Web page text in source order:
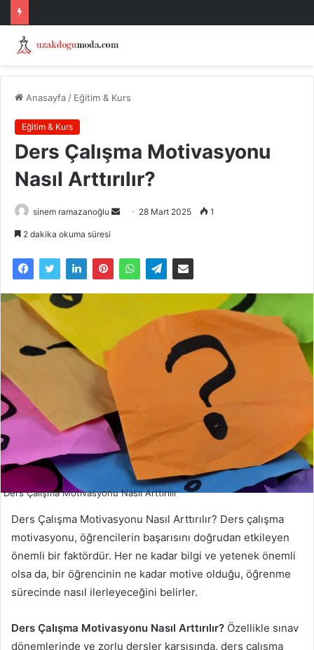
Anasayfa / Eğitim & Kurs
Eğitim & Kurs
Ders Çalışma Motivasyonu
Nasıl Arttırılır?
sinem ramazanoğlu
Bir
göndermek
28 Mart 2025 1
2 dakika okuma süresi
Ders Çalışma Motivasyonu Nasıl Arttırılır
Ders Çalışma Motivasyonu Nasıl Arttırılır? Ders çalışma
motivasyonu, öğrencilerin başarısını doğrudan etkileyen
önemli bir faktördür. Her ne kadar bilgi ve yetenek önemli
olsa da, bir öğrencinin ne kadar motive olduğu, öğrenme
sürecinde nasıl ilerleyeceğini belirler.
Ders Çalışma Motivasyonu Nasıl Arttırılır? Özellikle sınav
dönemlerinde ve zorlu dersler karşısında, ders çalışma